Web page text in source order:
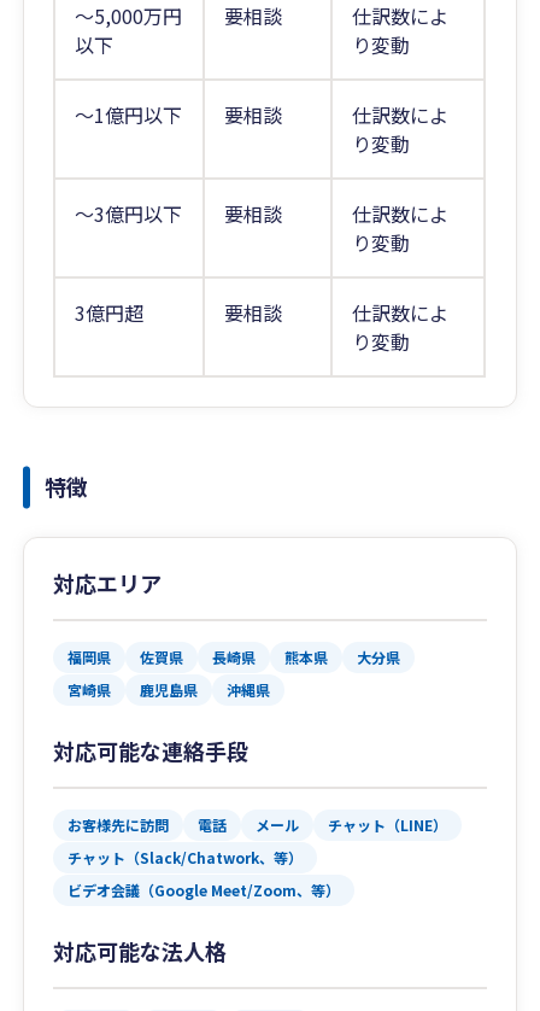
～5,000万円
以下
要相談
仕訳数によ
り変動
～1億円以下 要相談
仕訳数によ
り変動
～3億円以下 要相談
仕訳数によ
り変動
3億円超 要相談
仕訳数によ
り変動
特徴
対応エリア
福岡県 佐賀県 長崎県 熊本県
大分県
宮崎県
鹿児島県 沖縄県
対応可能な連絡手段
お客様先に訪問 電話 メール
チャット（LINE）
チャット（Slack/Chatwork、等）
ビデオ会議（Google Meet/Zoom、等）
対応可能な法人格